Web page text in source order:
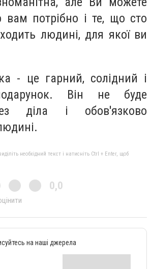
вам потрібно і те, що сто
людині, для якої ви
- це гарний, солідний і
Він не буде
діла і обов'язково
необхідний текст і натисніть Ctrl + Enter, щоб
0,0
на наші джерела